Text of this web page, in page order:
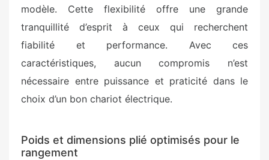
modèle. Cette flexibilité offre une grande
tranquillité d’esprit à ceux qui recherchent
fiabilité et performance. Avec ces
caractéristiques, aucun compromis n’est
nécessaire entre puissance et praticité dans le
choix d’un bon chariot électrique.
Poids et dimensions plié optimisés pour le
rangement